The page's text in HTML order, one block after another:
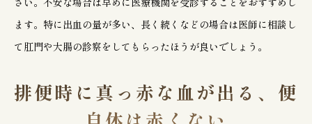
ます。特に出血の量が多い、長く続くなどの場合は医師に相談し
て肛門や大腸の診察をしてもらったほうが良いでしょう。
排便時に真っ赤な血が出る、便